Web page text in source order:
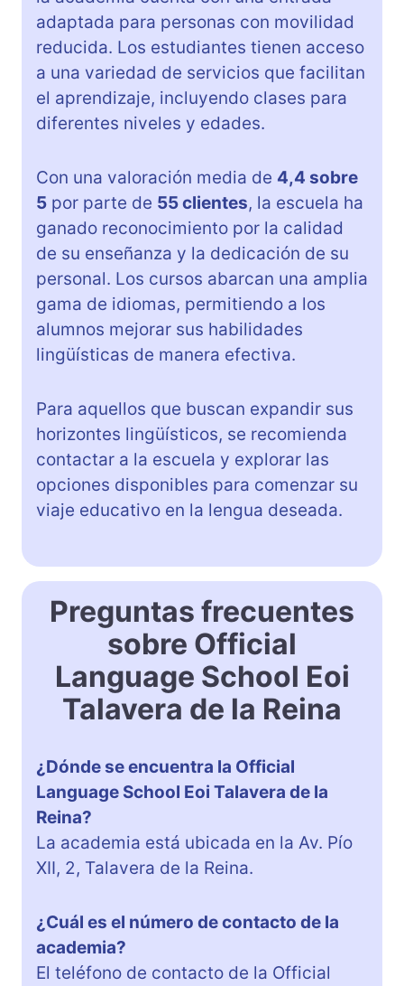
adaptada para personas con movilidad
reducida. Los estudiantes tienen acceso
a una variedad de servicios que facilitan
el aprendizaje, incluyendo clases para
diferentes niveles y edades.
Con una valoración media de 4,4 sobre
5 por parte de 55 clientes, la escuela ha
ganado reconocimiento por la calidad
de su enseñanza y la dedicación de su
personal. Los cursos abarcan una amplia
gama de idiomas, permitiendo a los
alumnos mejorar sus habilidades
lingüísticas de manera efectiva.
Para aquellos que buscan expandir sus
horizontes lingüísticos, se recomienda
contactar a la escuela y explorar las
opciones disponibles para comenzar su
viaje educativo en la lengua deseada.
Preguntas frecuentes
sobre Official
Language School Eoi
Talavera de la Reina
¿Dónde se encuentra la Official
Language School Eoi Talavera de la
Reina?
La academia está ubicada en la Av. Pío
XII, 2, Talavera de la Reina.
¿Cuál es el número de contacto de la
academia?
El teléfono de contacto de la Official